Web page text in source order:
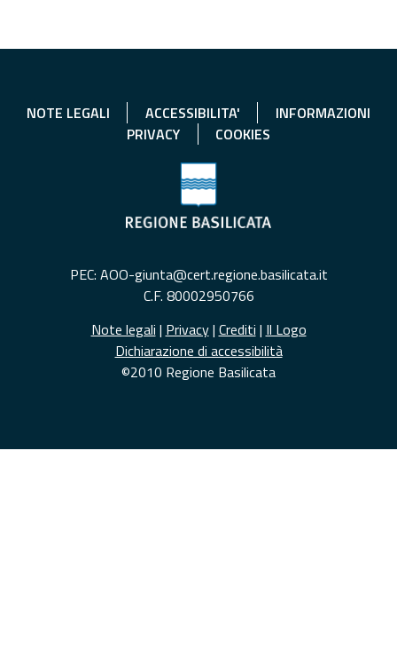
NOTE LEGALI ACCESSIBILITA'
INFORMAZIONI
PRIVACY
COOKIES
PEC: AOO-giunta@cert.regione.basilicata.it
C.F. 80002950766
Note legali | Privacy| Crediti | Il Logo
Dichiarazione di accessibilità
©2010 Regione Basilicata